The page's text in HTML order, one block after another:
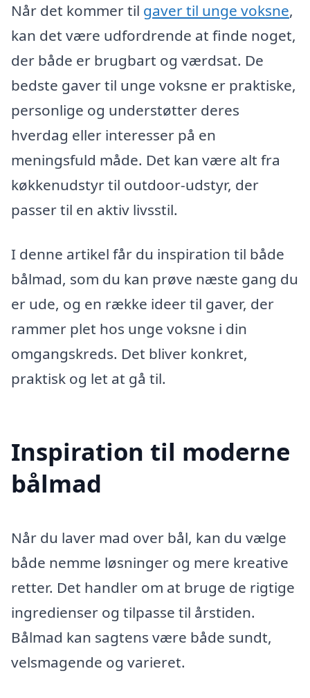
Når det kommer til gaver til unge voksne,
kan det være udfordrende at finde noget,
der både er brugbart og værdsat. De
bedste gaver til unge voksne er praktiske,
personlige og understøtter deres
hverdag eller interesser på en
meningsfuld måde. Det kan være alt fra
køkkenudstyr til outdoor-udstyr, der
passer til en aktiv livsstil.
I denne artikel får du inspiration til både
bålmad, som du kan prøve næste gang du
er ude, og en række ideer til gaver, der
rammer plet hos unge voksne i din
omgangskreds. Det bliver konkret,
praktisk og let at gå til.
Inspiration til moderne
bålmad
Når du laver mad over bål, kan du vælge
både nemme løsninger og mere kreative
retter. Det handler om at bruge de rigtige
ingredienser og tilpasse til årstiden.
Bålmad kan sagtens være både sundt,
velsmagende og varieret.